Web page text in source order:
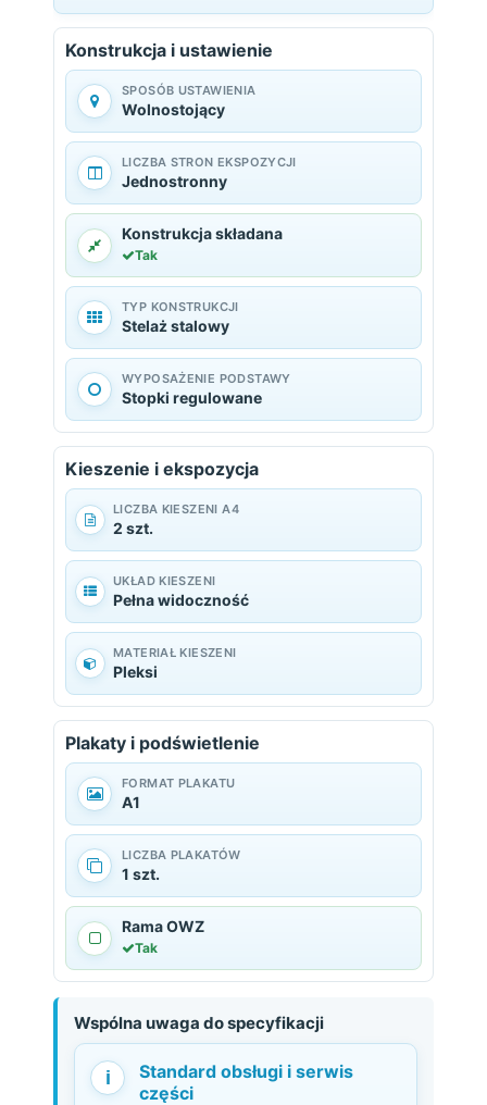
Konstrukcja i ustawienie
SPOSÓB USTAWIENIA
Wolnostojący
LICZBA STRON EKSPOZYCJI
Jednostronny
Konstrukcja składana
Tak
TYP KONSTRUKCJI
Stelaż stalowy
WYPOSAŻENIE PODSTAWY
Stopki regulowane
Kieszenie i ekspozycja
LICZBA KIESZENI A4
2 szt.
UKŁAD KIESZENI
Pełna widoczność
MATERIAŁ KIESZENI
Pleksi
Plakaty i podświetlenie
FORMAT PLAKATU
A1
LICZBA PLAKATÓW
1 szt.
Rama OWZ
Tak
Wspólna uwaga do specyfikacji
i
Standard obsługi i serwis
części